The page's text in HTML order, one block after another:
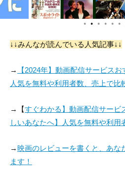
● ● ● ● ● ●
↓↓みんなが読んでいる人気記事↓↓
→
【2024年】動画配信サービス
人気を無料や利用者数、売上で比
→【すぐわかる】動画配信サービ
しいあなたへ】人気を無料や利用
→映画のレビューを書くと、あな
ます！